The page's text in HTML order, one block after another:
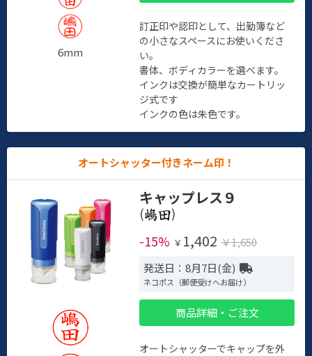
6mm
訂正印や認印として、出勤簿など
の小さなスペースにお使いくださ
い。
書体、ボディカラーを選べます。
インクは交換が簡単なカートリッ
ジ式です
インクの色は朱色です。
オートシャッター付きネーム印！
キャップレス９
(
)
-15% ￥ 1,402 ￥1,650
発送日：8月7日(金)
ネコポス（郵便受けへお届け）
商品詳細・ご注文
オートシャッターでキャップを外